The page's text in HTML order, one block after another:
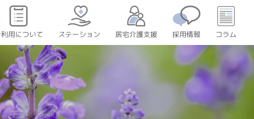
利用について ステーション 居宅介護支援 採用情報 コラム